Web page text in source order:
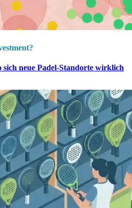
sich neue Padel-Standorte wirklich